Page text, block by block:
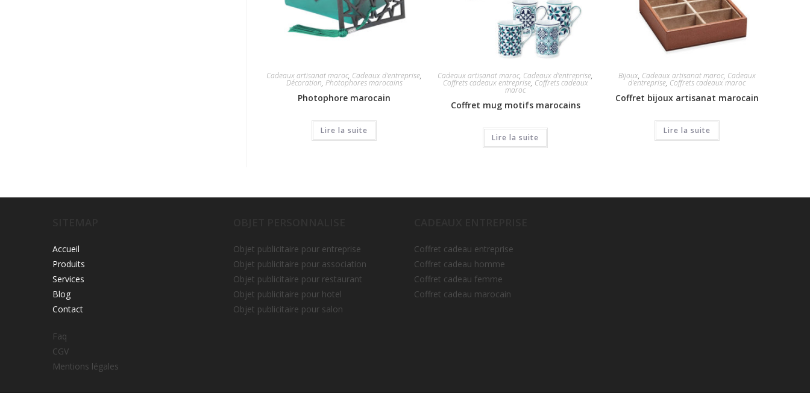
Cadeaux artisanat maroc, Cadeaux d'entreprise,
Décoration, Photophores marocains
Photophore marocain
Lire la suite
Cadeaux artisanat maroc, Cadeaux d'entreprise,
Coffrets cadeaux entreprise, Coffrets cadeaux
maroc
Coffret mug motifs marocains
Lire la suite
Bijoux, Cadeaux artisanat maroc, Cadeaux
d'entreprise, Coffrets cadeaux maroc
Coffret bijoux artisanat marocain
Lire la suite
Accueil
Produits
Services
Blog
Contact
Faq
CGV
Mentions légales
Objet publicitaire pour entreprise
Objet publicitaire pour association
Objet publicitaire pour restaurant
Objet publicitaire pour hotel
Objet publicitaire pour salon
Coffret cadeau entreprise
Coffret cadeau homme
Coffret cadeau femme
Coffret cadeau marocain